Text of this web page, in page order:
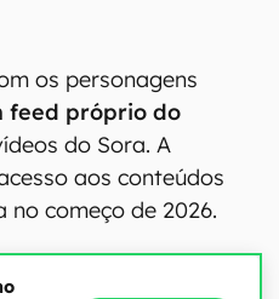
os personagens
feed próprio do
do Sora. A
aos conteúdos
no começo de 2026.